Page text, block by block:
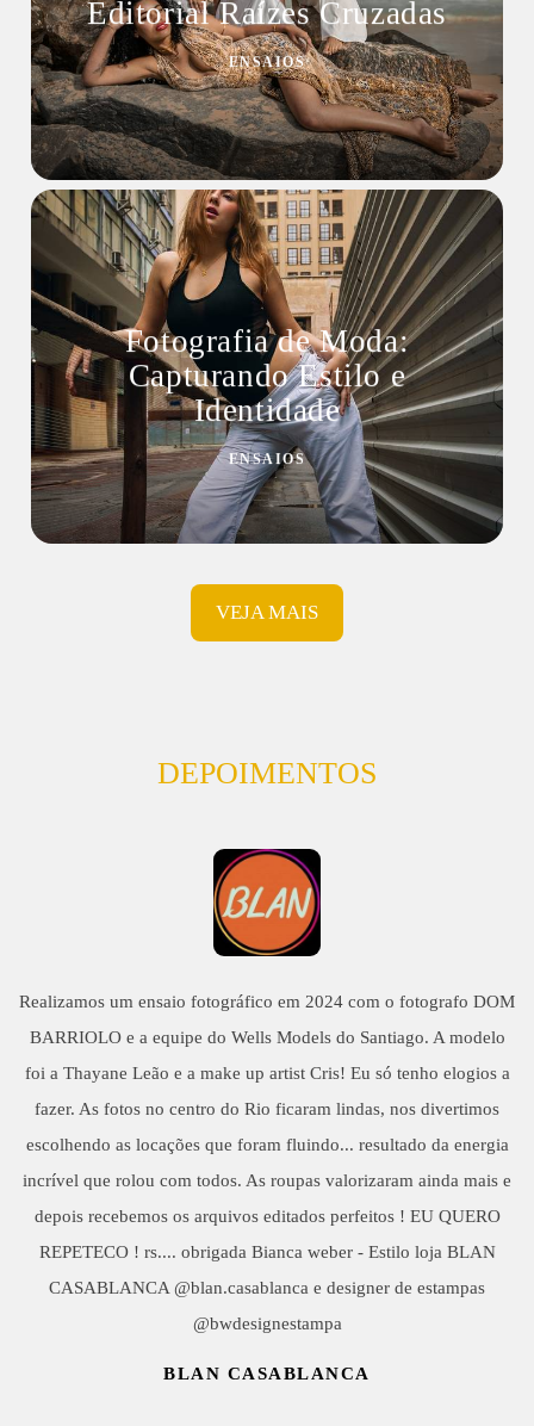
Editorial Raízes Cruzadas
ENSAIOS
Fotografia de Moda:
Capturando Estilo e
Identidade
ENSAIOS
VEJA MAIS
DEPOIMENTOS
Realizamos um ensaio fotográfico em 2024 com o fotografo DOM
BARRIOLO e a equipe do Wells Models do Santiago. A modelo
foi a Thayane Leão e a make up artist Cris! Eu só tenho elogios a
fazer. As fotos no centro do Rio ficaram lindas, nos divertimos
escolhendo as locações que foram fluindo... resultado da energia
incrível que rolou com todos. As roupas valorizaram ainda mais e
depois recebemos os arquivos editados perfeitos ! EU QUERO
REPETECO ! rs.... obrigada Bianca weber - Estilo loja BLAN
CASABLANCA @blan.casablanca e designer de estampas
@bwdesignestampa
BLAN CASABLANCA